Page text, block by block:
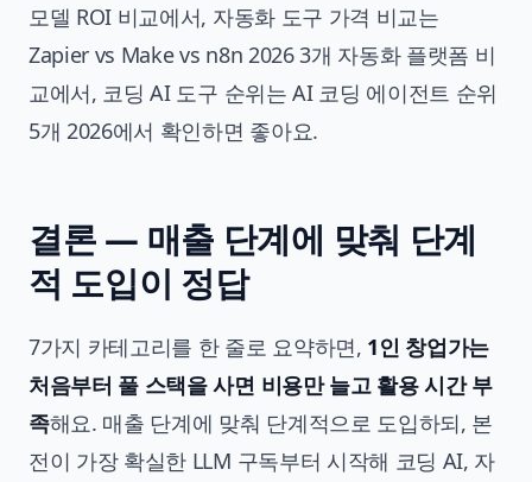
모델 ROI 비교에서, 자동화 도구 가격 비교는
Zapier vs Make vs n8n 2026 3개 자동화 플랫폼 비
교에서, 코딩 AI 도구 순위는AI 코딩 에이전트 순위
5개 2026에서 확인하면 좋아요.
결론 — 매출 단계에 맞춰 단계
적 도입이 정답
7가지 카테고리를 한 줄로 요약하면, 1인 창업가는
처음부터 풀 스택을 사면 비용만 늘고 활용 시간 부
족해요. 매출 단계에 맞춰 단계적으로 도입하되, 본
전이 가장 확실한 LLM 구독부터 시작해 코딩 AI, 자